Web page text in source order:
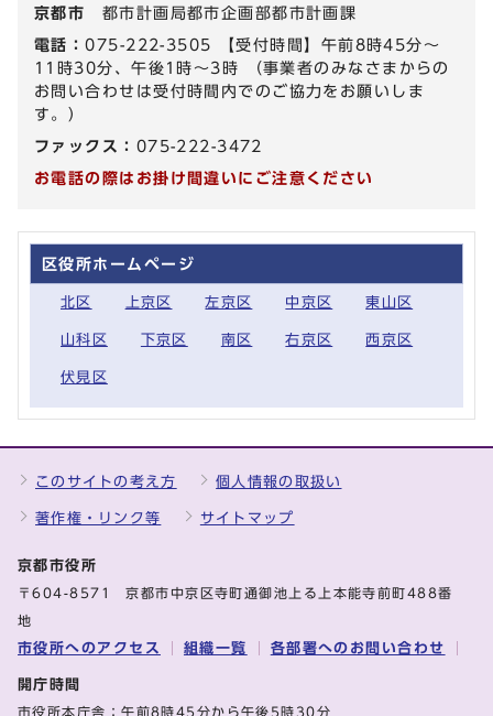
京都市 都市計画局都市企画部都市計画課
電話：075-222-3505 【受付時間】午前8時45分～
11時30分、午後1時～3時 （事業者のみなさまからの
お問い合わせは受付時間内でのご協力をお願いしま
す。）
ファックス： 075-222-3472
お電話の際はお掛け間違いにご注意ください
区役所ホームページ
北区 上京区 左京区 中京区 東山区
山科区 下京区 南区 右京区 西京区
伏見区
このサイトの考え方 個人情報の取扱い
著作権・リンク等 サイトマップ
京都市役所
〒604-8571 京都市中京区寺町通御池上る上本能寺前町488番
地
市役所へのアクセス 組織一覧 各部署へのお問い合わせ
開庁時間
市役所本庁舎：午前8時45分から午後5時30分